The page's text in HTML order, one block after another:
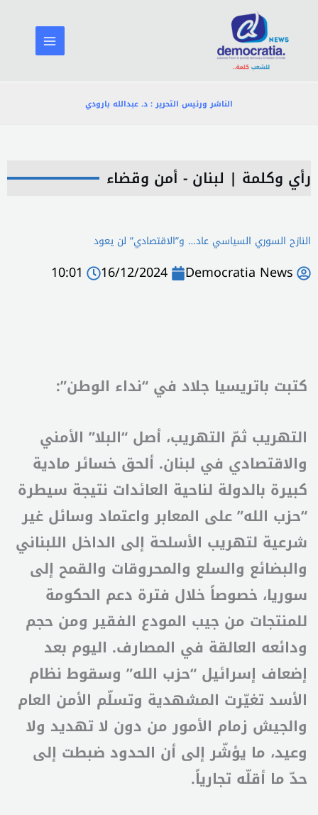
المحتوى
الناشر ورئيس التحرير : د. عبدالله بارودي
رأي وكلمة | لبنان - أمن وقضاء
النازح السوري السياسي عاد… و”الاقتصادي” لن يعود
Democratia News
16/12/2024
10:01
كتبت باتريسيا جلاد في “نداء الوطن”:
التهريب ثمّ التهريب، أصل “البلا” الأمني
والاقتصادي في لبنان. ألحق خسائر مادية
كبيرة بالدولة لناحية العائدات نتيجة سيطرة
“حزب الله” على المعابر واعتماد وسائل غير
شرعية لتهريب الأسلحة إلى الداخل اللبناني
والبضائع والسلع والمحروقات والقمح إلى
سوريا، خصوصاً خلال فترة دعم الحكومة
للمنتجات من جيب المودع الفقير ومن حجم
ودائعه العالقة في المصارف. اليوم بعد
إضعاف إسرائيل “حزب الله” وسقوط نظام
الأسد تغيّرت المشهدية وتسلّم الأمن العام
والجيش زمام الأمور من دون لا تهديد ولا
وعيد، ما يؤشّر إلى أن الحدود ضبطت إلى
حدّ ما أقلّه تجارياً.